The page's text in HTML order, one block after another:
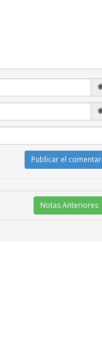
Notas Anteriores